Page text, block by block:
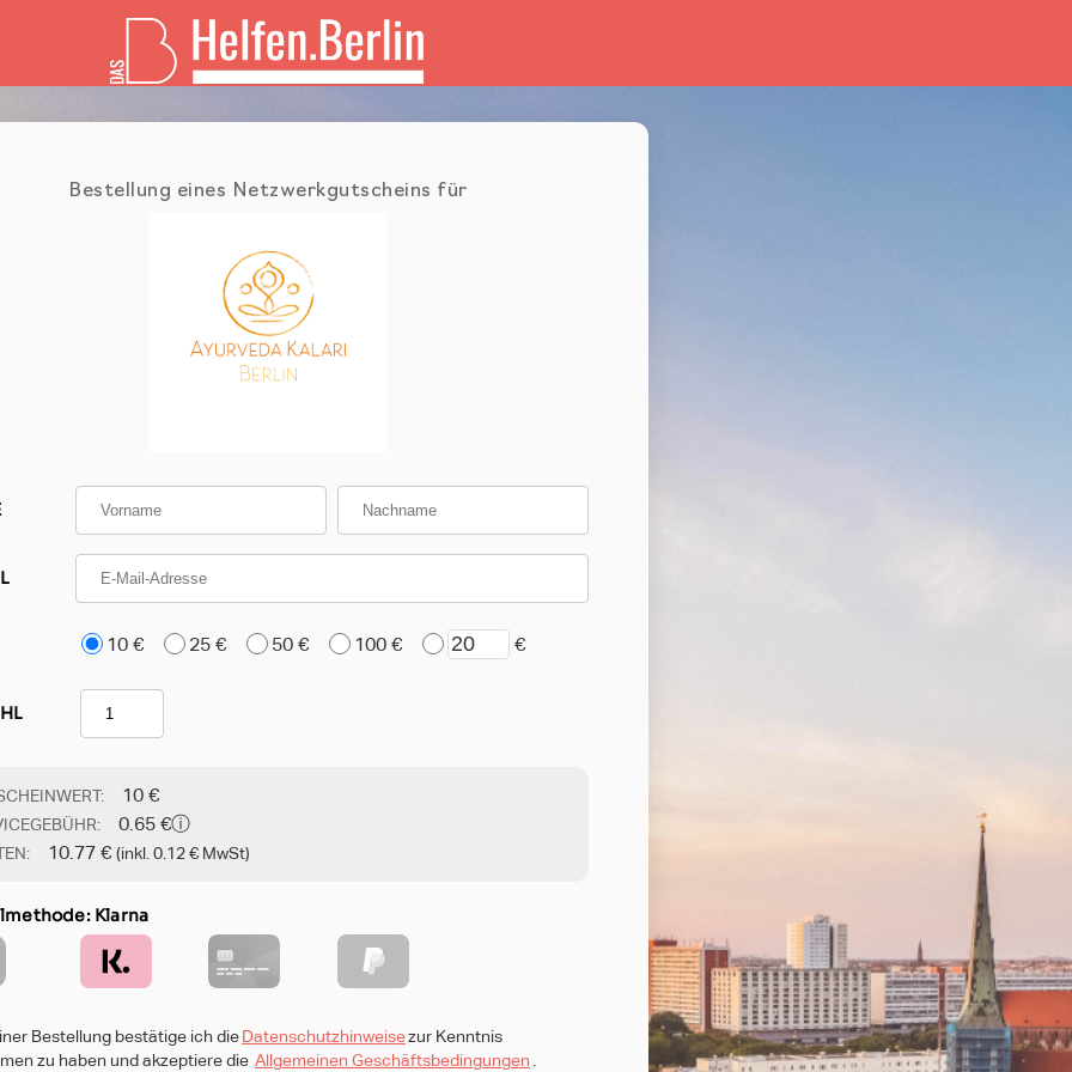
Bestellung eines Netzwerkgutscheins für
10 € 25 € 50 € 100 € €
10 €
0.65 €ⓘ
10.77 € (inkl. 0.12€ MwSt)
Klarna
Bestellung bestätige ich dieDatenschutzhinweisezur Kenntnis
zu haben und akzeptiere die Allgemeinen Geschäftsbedingungen